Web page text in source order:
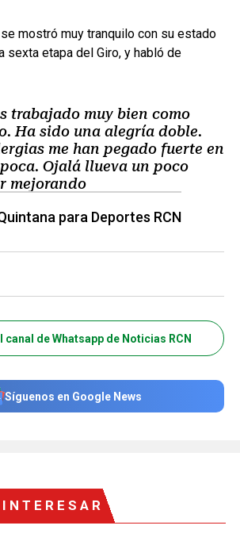
se mostró muy tranquilo con su estado
sexta etapa del Giro, y habló de
trabajado muy bien como
Ha sido una alegría doble.
me han pegado fuerte en
Ojalá llueva un poco
mejorando
para Deportes RCN
canal de Whatsapp de Noticias RCN
Síguenos en Google News